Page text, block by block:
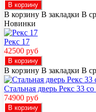
В корзину
В корзину В закладки В
Новинки
Рекс 17
42500 руб
В корзину
В корзину В закладки В
Стальная дверь Рекс 33
74900 руб
В корзину